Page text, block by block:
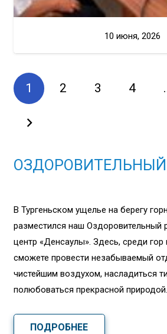
10 июня, 2026
1 2 3 4
В Тургеньском ущелье на берегу
разместился наш Оздоровительный
центр «Денсаулық». Здесь, среди гор
сможете провести незабываемый
чистейшим воздухом, насладиться
полюбоваться прекрасной
ПОДРОБНЕЕ